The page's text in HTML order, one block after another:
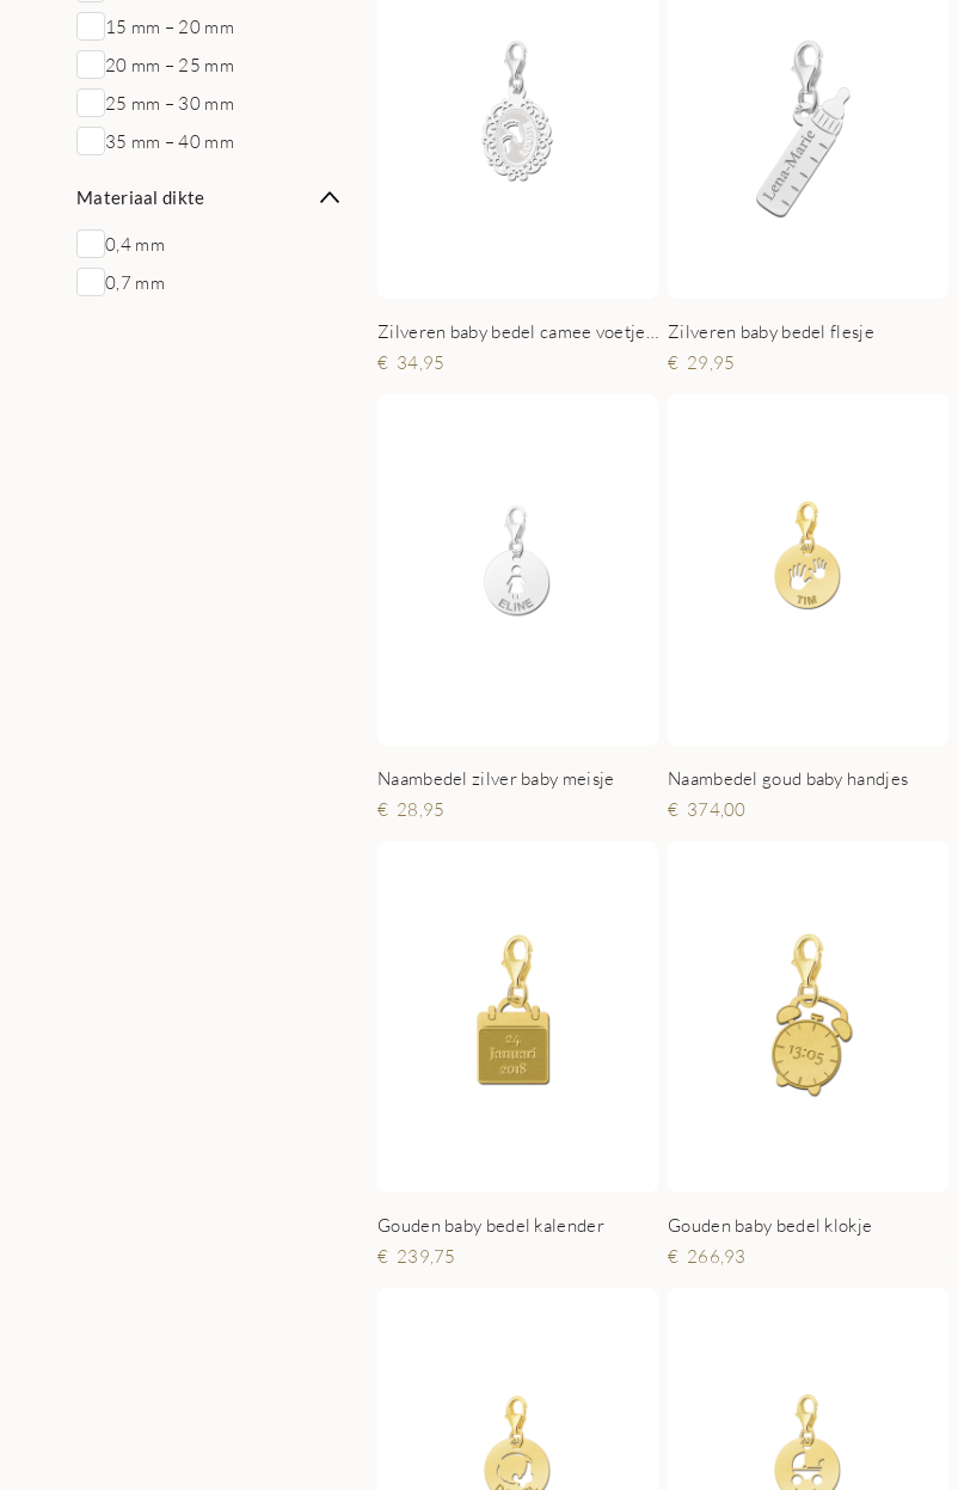
15 mm – 20 mm
20 mm – 25 mm
25 mm – 30 mm
35 mm – 40 mm
Materiaal dikte
0,4 mm
0,7 mm
34,95
Zilveren baby bedel flesje
29,95
Naambedel zilver baby meisje
28,95
Naambedel goud baby handjes
374,00
Gouden baby bedel kalender
239,75
Gouden baby bedel klokje
266,93